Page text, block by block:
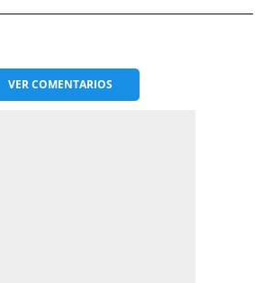
VERCOMENTARIOS